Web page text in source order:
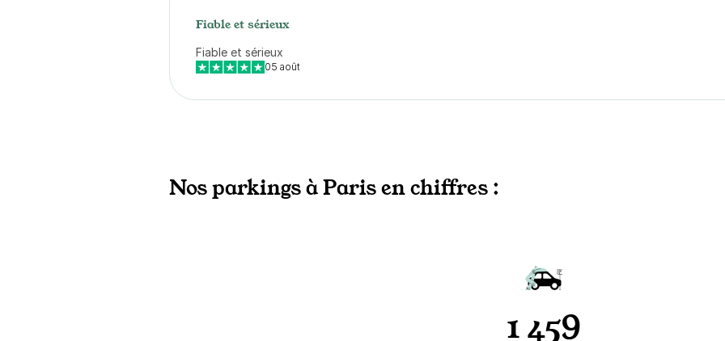
Fiable et sérieux
Fiable et sérieux
05 août
Nos parkings à Paris en chiffres :
1 459